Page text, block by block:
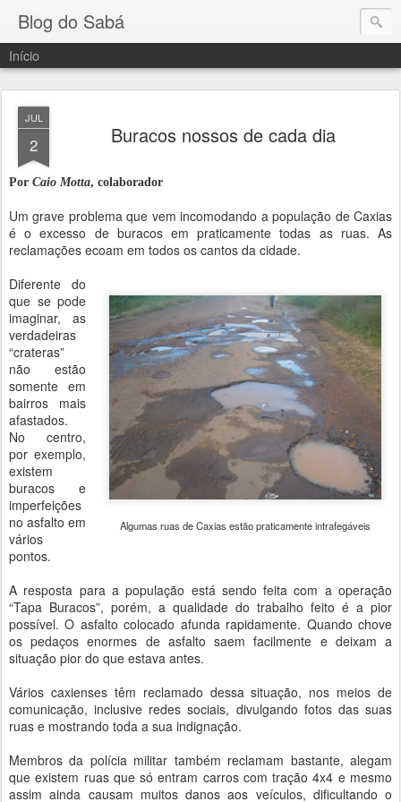
Blog do Sabá
Início
JUL
2 Buracos nossos de cada dia
Por Caio Motta, colaborador
Um grave problema que vem incomodando a população de Caxias
é o excesso de buracos em praticamente todas as ruas. As
reclamações ecoam em todos os cantos da cidade.
Algumas ruas de Caxias estão praticamente intrafegáveis
Diferente do
que se pode
imaginar, as
verdadeiras
“crateras”
não estão
somente em
bairros mais
afastados.
No centro,
por exemplo,
existem
buracos e
imperfeições
no asfalto em
vários
pontos.
A resposta para a população está sendo feita com a operação
“Tapa Buracos”, porém, a qualidade do trabalho feito é a pior
possível. O asfalto colocado afunda rapidamente. Quando chove
os pedaços enormes de asfalto saem facilmente e deixam a
situação pior do que estava antes.
Vários caxienses têm reclamado dessa situação, nos meios de
comunicação, inclusive redes sociais, divulgando fotos das suas
ruas e mostrando toda a sua indignação.
Membros da polícia militar também reclamam bastante, alegam
que existem ruas que só entram carros com tração 4x4 e mesmo
assim ainda causam muitos danos aos veículos, dificultando o